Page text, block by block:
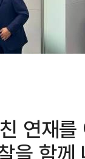
연재
을 함